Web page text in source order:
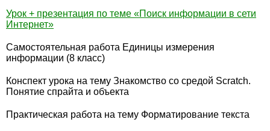
Урок + презентация по теме «Поиск информации в сети
Интернет»
Самостоятельная работа Единицы измерения
информации (8 класс)
Конспект урока на тему Знакомство со средой Scratch.
Понятие спрайта и объекта
Практическая работа на тему Форматирование текста